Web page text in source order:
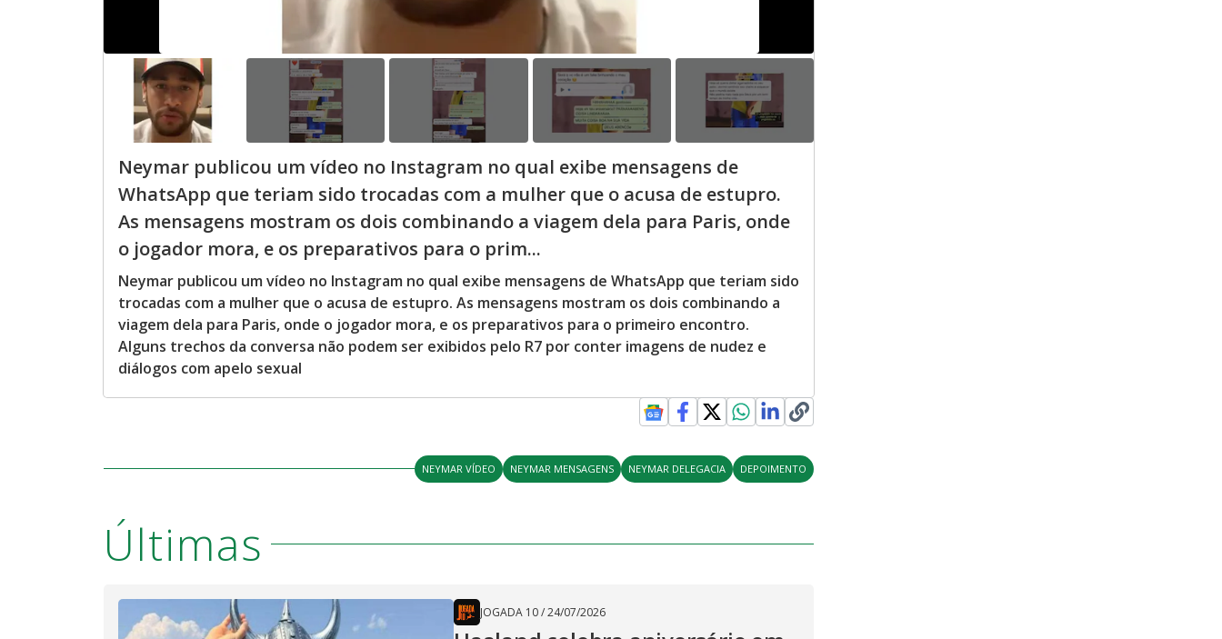
Neymar publicou um vídeo no Instagram no qual exibe mensagens de
WhatsApp que teriam sido trocadas com a mulher que o acusa de estupro.
As mensagens mostram os dois combinando a viagem dela para Paris, onde
o jogador mora, e os preparativos para o prim...
Neymar publicou um vídeo no Instagram no qual exibe mensagens de WhatsApp que teriam sido
trocadas com a mulher que o acusa de estupro. As mensagens mostram os dois combinando a
viagem dela para Paris, onde o jogador mora, e os preparativos para o primeiro encontro.
Alguns trechos da conversa não podem ser exibidos pelo R7 por conter imagens de nudez e
diálogos com apelo sexual
NEYMAR VÍDEO NEYMAR MENSAGENS NEYMAR DELEGACIA DEPOIMENTO
Últimas
JOGADA 10/24/07/2026